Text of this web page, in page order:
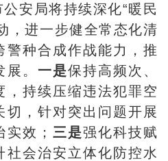
安局将持续深化“暖民
，进一步健全常态化清
警种合成作战能力，推
。 一是保持高频次、
，持续压缩违法犯罪空
切，针对突出问题开展
效； 三是强化科技赋
社会治安立体化防控水